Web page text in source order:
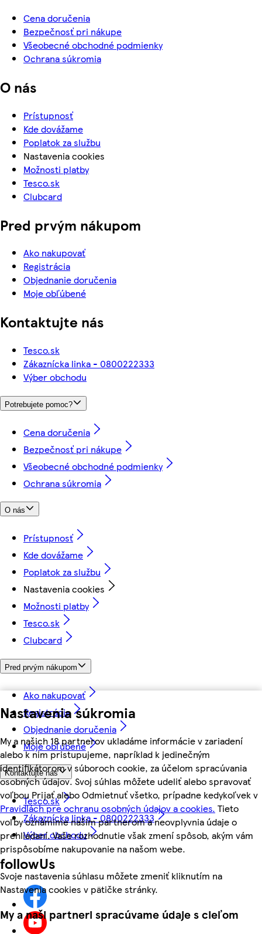
Nastavenia súkromia
My a našich 18 partnerov ukladáme informácie v zariadení
alebo k nim pristupujeme, napríklad k jedinečným
identifikátorom v súboroch cookie, za účelom spracúvania
osobných údajov. Svoj súhlas môžete udeliť alebo spravovať
voľbou Prijať alebo Odmietnuť všetko, prípadne kedykoľvek v
Pravidlách pre ochranu osobných údajov a cookies. Tieto
voľby oznámime našim partnerom a neovplyvnia údaje o
prehliadaní. Vaše rozhodnutie však zmení spôsob, akým vám
prispôsobíme nakupovanie na našom webe.
Svoje nastavenia súhlasu môžete zmeniť kliknutím na
Nastavenia cookies v pätičke stránky.
My a naši partneri spracúvame údaje s cieľom
Cena doručenia
Bezpečnosť pri nákupe
Všeobecné obchodné podmienky
Ochrana súkromia
O nás
Prístupnosť
Kde dovážame
Poplatok za službu
Nastavenia cookies
Možnosti platby
Tesco.sk
Clubcard
Pred prvým nákupom
Ako nakupovať
Registrácia
Objednanie doručenia
Moje obľúbené
Kontaktujte nás
Tesco.sk
Zákaznícka linka - 0800222333
Výber obchodu
Potrebujete pomoc?
Cena doručenia
Bezpečnosť pri nákupe
Všeobecné obchodné podmienky
Ochrana súkromia
O nás
Prístupnosť
Kde dovážame
Poplatok za službu
Nastavenia cookies
Možnosti platby
Tesco.sk
Clubcard
Pred prvým nákupom
Ako nakupovať
Registrácia
Objednanie doručenia
Moje obľúbené
Kontaktujte nás
Tesco.sk
Zákaznícka linka - 0800222333
Výber obchodu
followUs